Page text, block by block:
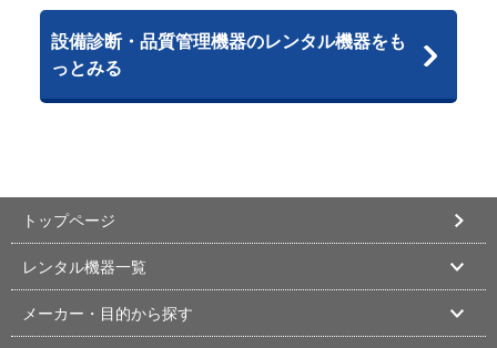
設備診断・品質管理機器のレンタル機器をも
っとみる
トップページ
レンタル機器一覧
メーカー・目的から探す